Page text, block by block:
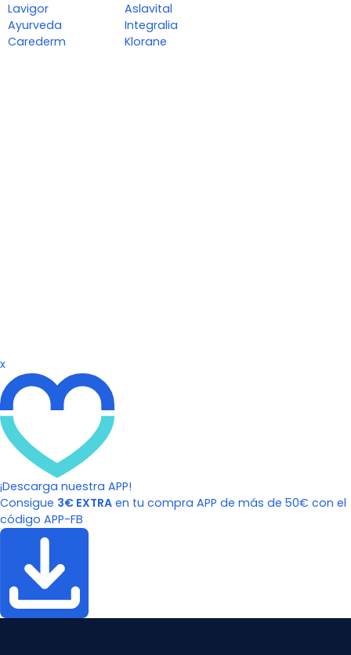
Lavigor
Ayurveda
Carederm
Aslavital
Integralia
Klorane
x
¡Descarga nuestra APP!
Consigue 3€ EXTRA en tu compra APP de más de 50€ con el
código APP-FB